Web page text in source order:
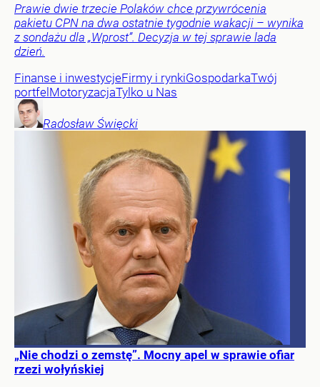
Prawie dwie trzecie Polaków chce przywrócenia
pakietu CPN na dwa ostatnie tygodnie wakacji – wynika
z sondażu dla „Wprost”. Decyzja w tej sprawie lada
dzień.
Finanse i inwestycjeFirmy i rynkiGospodarkaTwój
portfelMotoryzacjaTylko u Nas
Radosław Święcki
„Nie chodzi o zemstę”. Mocny apel w sprawie ofiar
rzezi wołyńskiej